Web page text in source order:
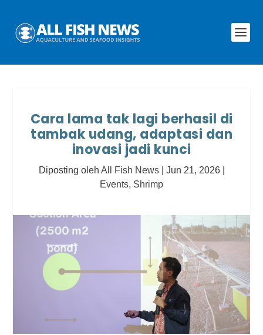
Cara lama tak lagi berhasil di
tambak udang, adaptasi dan
inovasi jadi kunci
Diposting oleh All Fish News| Jun 21, 2026|
Events, Shrimp